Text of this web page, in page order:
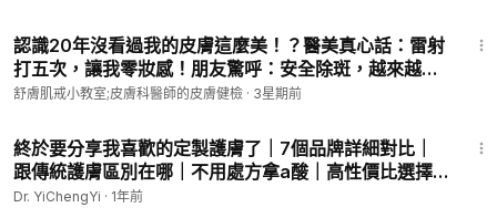
-
Song : Christmas Village – Aaron Kenny
推廣：J&B無版權音樂庫https://bit.ly/2YfWIhw
------------------------------------------------------------------
「暖暖肌戒群（Line）」；跟老戒友們互動，讓你更快自癒喔！
https://line.me/ti/g2/9L9WTINKfTIj68cEn__f7Llsoh5tVZg2qrN
TPA
認識20年沒看過我的皮膚這麼美！？醫美真心話：雷射
打五次，讓我零妝感！朋友驚呼：安全除斑，越來越
美，絕不踩雷！【舒膚肌戒小教室EP88】#綺麗健康生
舒膚肌戒小教室;皮膚科醫師的皮膚健檢 · 3星期前
終於要分享我喜歡的定製護膚了｜7個品牌詳細對比｜
跟傳統護膚區別在哪｜不用處方拿a酸｜高性價比選擇
｜Customized Skincare
Dr. YiChengYi · 1年前